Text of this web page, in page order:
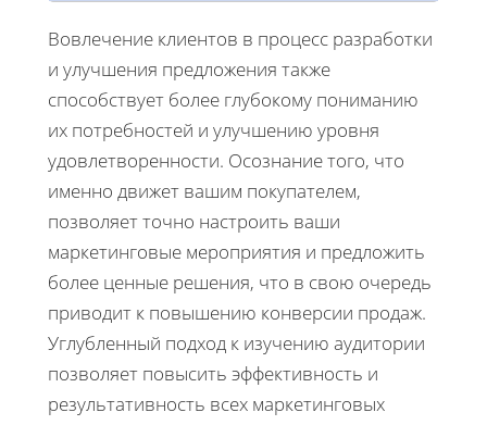
Вовлечение клиентов в процесс разработки
и улучшения предложения также
способствует более глубокому пониманию
их потребностей и улучшению уровня
удовлетворенности. Осознание того, что
именно движет вашим покупателем,
позволяет точно настроить ваши
маркетинговые мероприятия и предложить
более ценные решения, что в свою очередь
приводит к повышению конверсии продаж.
Углубленный подход к изучению аудитории
позволяет повысить эффективность и
результативность всех маркетинговых